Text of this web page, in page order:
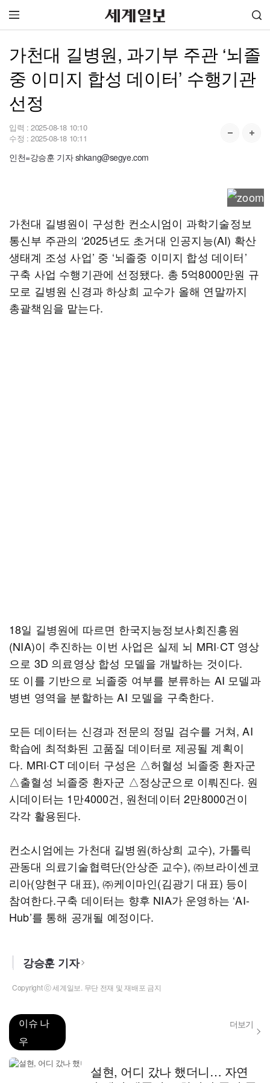
가천대 길병원, 과기부 주관 ‘뇌졸
중 이미지 합성 데이터’ 수행기관
선정
입력 : 2025-08-18 10:10
수정 : 2025-08-18 10:11
인천=강승훈 기자 shkang@segye.com
가천대 길병원이 구성한 컨소시엄이 과학기술정보
통신부 주관의 ‘2025년도 초거대 인공지능(AI) 확산
생태계 조성 사업’ 중 ‘뇌졸중 이미지 합성 데이터’
구축 사업 수행기관에 선정됐다. 총 5억8000만원 규
모로 길병원 신경과 하상희 교수가 올해 연말까지
총괄책임을 맡는다.
18일 길병원에 따르면 한국지능정보사회진흥원
(NIA)이 추진하는 이번 사업은 실제 뇌 MRI·CT 영상
으로 3D 의료영상 합성 모델을 개발하는 것이다.
또 이를 기반으로 뇌졸중 여부를 분류하는 AI 모델과
병변 영역을 분할하는 AI 모델을 구축한다.
모든 데이터는 신경과 전문의 정밀 검수를 거쳐, AI
학습에 최적화된 고품질 데이터로 제공될 계획이
다. MRI·CT 데이터 구성은 △허혈성 뇌졸중 환자군
△출혈성 뇌졸중 환자군 △정상군으로 이뤄진다. 원
시데이터는 1만4000건, 원천데이터 2만8000건이
각각 활용된다.
컨소시엄에는 가천대 길병원(하상희 교수), 가톨릭
관동대 의료기술협력단(안상준 교수), ㈜브라이센코
리아(양현구 대표), ㈜케이마인(김광기 대표) 등이
참여한다.구축 데이터는 향후 NIA가 운영하는 ‘AI-
Hub’를 통해 공개될 예정이다.
강승훈 기자
Copyright ⓒ 세계일보. 무단 전재 및 재배포 금지
이슈 나
우
더보기
설현, 어디 갔나 했더니… 자연